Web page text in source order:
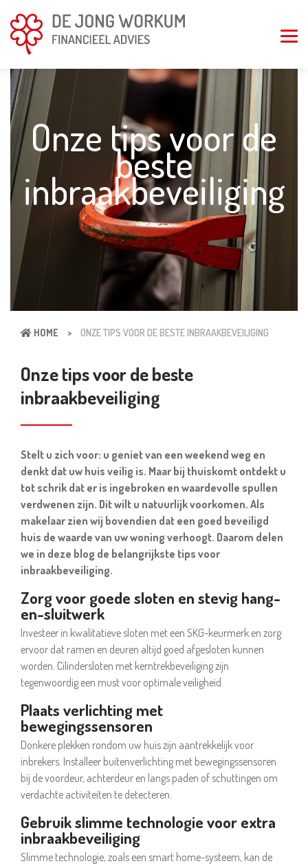
Onze tips voor de
beste
inbraakbeveiliging
HOME > ONZE TIPS VOOR DE BESTE INBRAAKBEVEILIGING
Onze tips voor de beste
inbraakbeveiliging
Stelt u zich voor: u geniet van een weekend weg en
denkt dat uw huis veilig is. Maar bij thuiskomt ontdekt u
tot schrik dat er is ingebroken en waardevolle spullen
verdwenen zijn. Dit wilt u natuurlijk voorkomen. Als
makelaar zien wij bovendien dat een goed beveiligd
huis de waarde van uw woning verhoogt. Daarom delen
we in deze blog de belangrijkste tips voor
inbraakbeveiliging.
Zorg voor goede sloten en stevig hang-
en-sluitwerk
Investeer in kwalitatieve sloten met een SKG-keurmerk en zorg
ervoor dat ramen en deuren altijd goed afgesloten kunnen
worden. Cilindersloten met kerntrekbeveiliging zijn
tegenwoordig een must voor optimale veiligheid.
Plaats verlichting met
bewegingssensoren
Donkere plekken rondom uw huis zijn aantrekkelijk voor
inbrekers. Installeer buitenverlichting met bewegingssensoren
bij de voordeur, achterdeur en langs paden of schuttingen om
verdachte activiteiten te detecteren.
Gebruik slimme technologie voor extra
inbraakbeveiliging
Slimme technologie, zoals een smart home-systeem, kan de